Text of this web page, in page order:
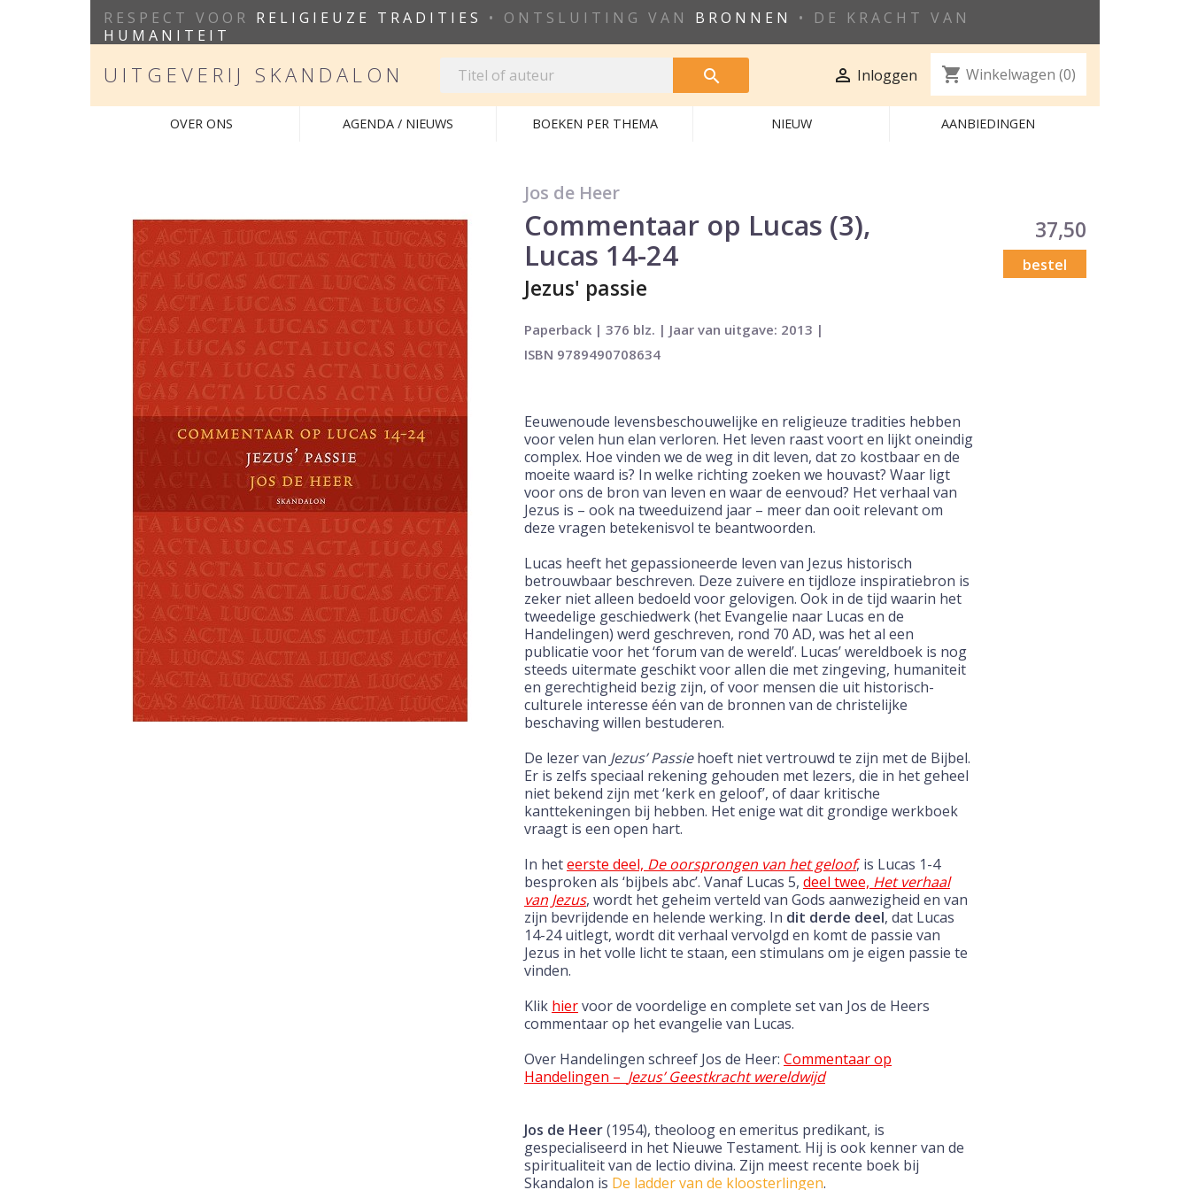
RESPECT VOOR RELIGIEUZE TRADITIES • ONTSLUITING VAN BRONNEN
• DE KRACHT VAN
HUMANITEIT
UITGEVERIJ SKANDALON   Inloggen shopping_cart Winkelwagen (0)
OVER ONS AGENDA / NIEUWS BOEKEN PER THEMA NIEUW AANBIEDINGEN
Jos de Heer
Commentaar op Lucas (3),
Lucas 14-24
Jezus' passie
37,50
bestel
Paperback | 376 blz. | Jaar van uitgave: 2013 |
ISBN 9789490708634
Eeuwenoude levensbeschouwelijke en religieuze tradities hebben
voorvelen hun elan verloren. Het leven raast voort en lijkt oneindig
complex. Hoe vinden we de weg in dit leven, dat zo kostbaar en de
moeite waard is? In welke richting zoeken we houvast? Waar ligt
voor ons de bron van leven en waar de eenvoud? Het verhaal van
Jezus is – ook na tweeduizend jaar – meer dan ooit relevant om
deze vragen betekenisvol te beantwoorden.
Lucas heeft het gepassioneerde leven van Jezus historisch
betrouwbaar beschreven. Deze zuivere en tijdloze inspiratiebron is
zeker niet alleen bedoeld voor gelovigen. Ook in de tijd waarin het
tweedelige geschiedwerk(het Evangelie naar Lucas en de
Handelingen) werd geschreven, rond 70 AD, was het al een
publicatie voor het ‘forum van de wereld’. Lucas’ wereldboek is nog
steeds uitermate geschikt voor allen die met zingeving, humaniteit
en gerechtigheid bezig zijn, of voor mensen die uit historisch-
culturele interesse één van de bronnen van de christelijke
beschaving willen bestuderen.
De lezer van Jezus’ Passiehoeft niet vertrouwd te zijn met de Bijbel.
Er is zelfs speciaal rekening gehouden met lezers, die in het geheel
niet bekend zijn met ‘kerk en geloof’, of daar kritische
kanttekeningen bij hebben. Het enige wat dit grondige werkboek
vraagt is een open hart.
In heteerste deel, De oorsprongen van het geloof, is Lucas 1-4
besproken als ‘bijbels abc’. Vanaf Lucas 5, deel twee, Het verhaal
van Jezus, wordt het geheim verteld van Gods aanwezigheid en van
zijn bevrijdende en helende werking. In dit derde deel, dat Lucas
14-24 uitlegt, wordt dit verhaal vervolgd en komt de passie van
Jezus in hetvolle licht te staan, een stimulans om je eigen passie te
vinden.
Klik hiervoor de voordelige en complete set van Jos de Heers
commentaar op het evangelie van Lucas.
Over Handelingen schreef Jos de Heer: Commentaar op
Handelingen – Jezus’ Geestkracht wereldwijd
Jos de Heer(1954), theoloog en emeritus predikant, is
gespecialiseerd in het Nieuwe Testament. Hij is ook kenner van de
spiritualiteit van de lectio divina. Zijn meest recente boek bij
Skandalon is De ladder van de kloosterlingen.